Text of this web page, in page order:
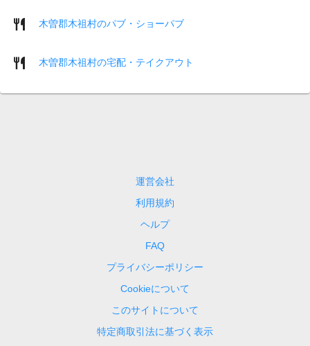
木曽郡木祖村のパブ・ショーパブ
木曽郡木祖村の宅配・テイクアウト
運営会社
利用規約
ヘルプ
FAQ
プライバシーポリシー
Cookieについて
このサイトについて
特定商取引法に基づく表示